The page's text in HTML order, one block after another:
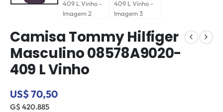
Camisa Tommy Hilfiger
Masculino 08578A9020-
409 L Vinho
US$ 70,50
G$ 420.885